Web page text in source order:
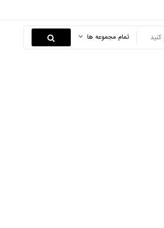
تمام مجموعه ها